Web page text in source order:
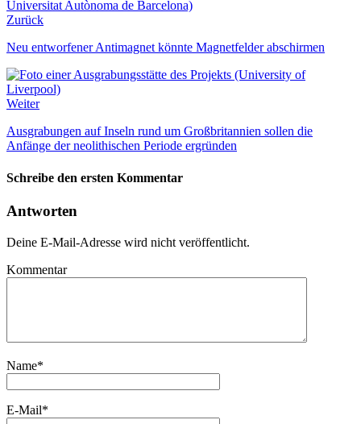
Zurück
Neu entworfener Antimagnet könnte Magnetfelder abschirmen
Weiter
Ausgrabungen auf Inseln rund um Großbritannien sollen die
Anfänge der neolithischen Periode ergründen
Schreibe den ersten Kommentar
Antworten
Deine E-Mail-Adresse wird nicht veröffentlicht.
Kommentar
Name*
E-Mail*